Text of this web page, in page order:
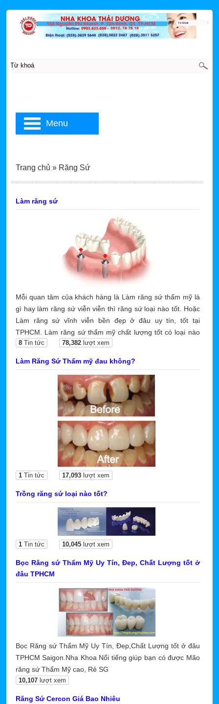
Làm răng sứ
Mỗi quan tâm của khách hàng là Làm răng sứ thẩm mỹ là
gì hay làm răng sứ viễn viễn thì răng sứ loại nào tốt. Hoặc
Làm răng sứ vĩnh viễn bền đẹp ở đâu uy tín, tốt tại
TPHCM. Làm răng sứ thẩm mỹ chất lượng tốt có loại nào
và răng sứ vĩnh viễn loại nào tốt không bị phai màu.
8Tin tức 78,382lượt xem
Làm Răng Sứ Thẩm mỹ đau không?
1Tin tức 17,093lượt xem
Trồng răng sứ loại nào tốt?
1Tin tức 10,045lượt xem
Bọc Răng sứ Thẩm Mỹ Uy Tín, Đep, Chất Lượng tốt ở
đâu TPHCM
Bọc Răng sứ Thẩm Mỹ Uy Tín, Đep,Chất Lượng tốt ở đâu
TPHCM Saigon.Nha Khoa Nổi tiếng giúp bạn có được Mão
răng sứ Thẩm Mỹ cao, Rẻ SG
10,107lượt xem
Răng Sứ Cercon Giá Bao Nhiêu
Trang chủ » Răng Sứ
Menu